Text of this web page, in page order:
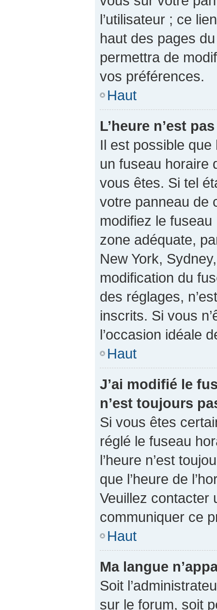
l’utilisateur ; ce
haut des pages
permettra de
vos préférences.
Haut
L’heure n’est
Il est possible que
un fuseau horaire
vous êtes. Si tel
votre panneau de
modifiez le
zone adéquate,
New York,
modification du
des réglages,
inscrits. Si vous
l’occasion idéale
Haut
J’ai modifié le
n’est toujours
Si vous êtes
réglé le fuseau
l’heure n’est
que l’heure de
Veuillez contacter
communiquer ce
Haut
Ma langue
Soit
sur le forum, soit